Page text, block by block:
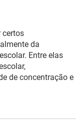
certos
da
Entre elas
de concentração e